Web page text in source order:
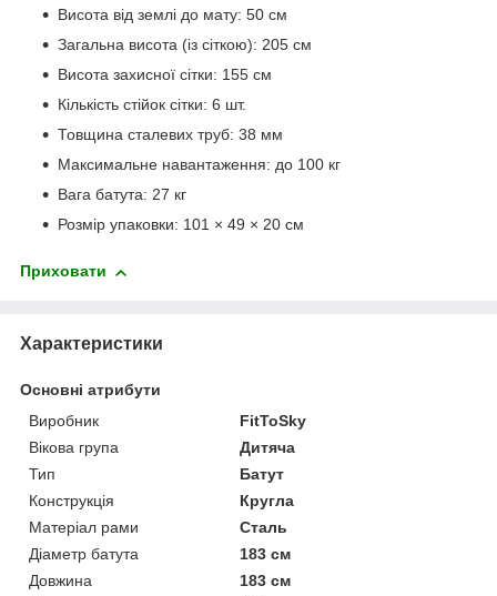
Висота від землі до мату: 50 см
Загальна висота (із сіткою): 205 см
Висота захисної сітки: 155 см
Кількість стійок сітки: 6 шт.
Товщина сталевих труб: 38 мм
Максимальне навантаження: до 100 кг
Вага батута: 27 кг
Розмір упаковки: 101 × 49 × 20 см
Приховати
Характеристики
Основні атрибути
Виробник
FitToSky
Вікова група
Дитяча
Тип
Батут
Конструкція
Кругла
Матеріал рами
Сталь
Діаметр батута
183 см
Довжина
183 см